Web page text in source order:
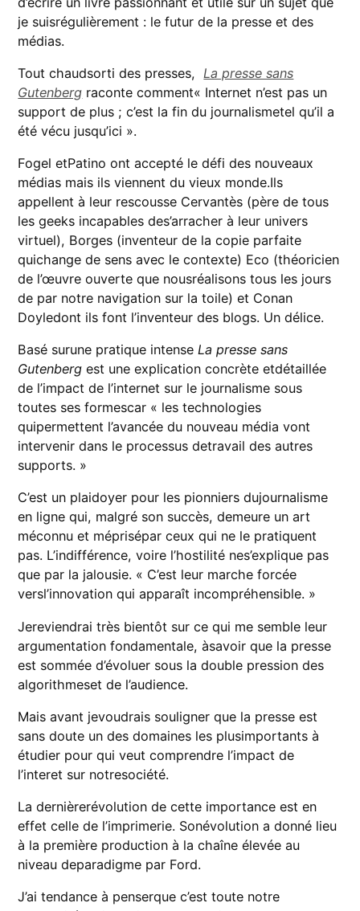
je suisrégulièrement : le futur de la presse et des
médias.
Tout chaudsorti des presses, La presse sans
Gutenberg raconte comment« Internet n’est pas un
support de plus ; c’est la fin du journalismetel qu’il a
été vécu jusqu’ici ».
Fogel etPatino ont accepté le défi des nouveaux
médias mais ils viennent du vieux monde.Ils
appellent à leur rescousse Cervantès (père de tous
les geeks incapables des’arracher à leur univers
virtuel), Borges (inventeur de la copie parfaite
quichange de sens avec le contexte) Eco (théoricien
de l’œuvre ouverte que nousréalisons tous les jours
de par notre navigation sur la toile) et Conan
Doyledont ils font l’inventeur des blogs. Un délice.
Basé surune pratique intenseLa presse sans
Gutenberg est une explication concrète etdétaillée
de l’impact de l’internet sur le journalisme sous
toutes ses formescar « les technologies
quipermettent l’avancée du nouveau média vont
intervenir dans le processus detravail des autres
supports. »
C’est un plaidoyer pour les pionniers dujournalisme
en ligne qui, malgré son succès, demeure un art
méconnu et méprisépar ceux qui ne le pratiquent
pas. L’indifférence, voire l’hostilité nes’explique pas
que par la jalousie. « C’est leur marche forcée
versl’innovation qui apparaît incompréhensible. »
Jereviendrai très bientôt sur ce qui me semble leur
argumentation fondamentale, àsavoir que la presse
est sommée d’évoluer sous la double pression des
algorithmeset de l’audience.
Mais avant jevoudrais souligner que la presse est
sans doute un des domaines les plusimportants à
étudier pour qui veut comprendre l’impact de
l’interet sur notresociété.
La dernièrerévolution de cette importance est en
effet celle de l’imprimerie. Sonévolution a donné lieu
à la première production à la chaîne élevée au
niveau deparadigme par Ford.
J’ai tendance à penserque c’est toute notre